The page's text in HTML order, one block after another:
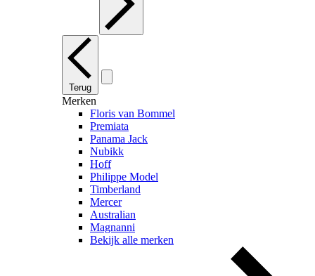
Terug
Merken
Floris van Bommel
Premiata
Panama Jack
Nubikk
Hoff
Philippe Model
Timberland
Mercer
Australian
Magnanni
Bekijk alle merken